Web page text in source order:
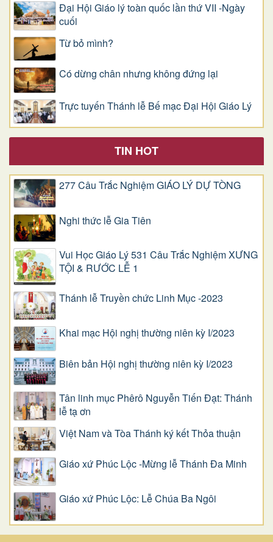
Đại Hội Giáo lý toàn quốc lần thứ VII -Ngày
cuối
Từ bỏ mình?
Có dừng chân nhưng không đứng lại
Trực tuyến Thánh lễ Bế mạc Đại Hội Giáo Lý
TIN HOT
277 Câu Trắc Nghiệm GIÁO LÝ DỰ TÒNG
Nghi thức lễ Gia Tiên
Vui Học Giáo Lý 531 Câu Trắc Nghiệm XƯNG
TỘI & RƯỚC LỄ 1
Thánh lễ Truyền chức Linh Mục -2023
Khai mạc Hội nghị thường niên kỳ I/2023
Biên bản Hội nghị thường niên kỳ I/2023
Tân linh mục Phêrô Nguyễn Tiến Đạt: Thánh
lễ tạ ơn
Việt Nam và Tòa Thánh ký kết Thỏa thuận
Giáo xứ Phúc Lộc -Mừng lễ Thánh Đa Minh
Giáo xứ Phúc Lộc: Lễ Chúa Ba Ngôi